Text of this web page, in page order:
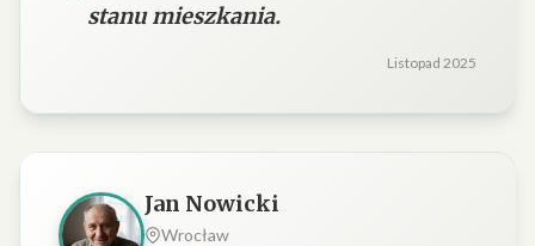
stanu mieszkania.
Listopad 2025
Jan Nowicki
Wrocław